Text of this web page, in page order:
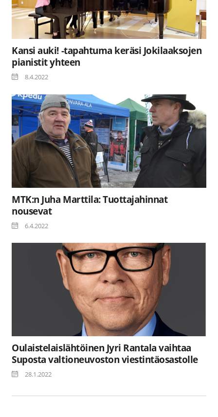
Kansi auki! -tapahtuma keräsi Jokilaaksojen
pianistit yhteen
8.4.2022
MTK:n Juha Marttila: Tuottajahinnat
nousevat
6.4.2022
Oulaistelaislähtöinen Jyri Rantala vaihtaa
Suposta valtioneuvoston viestintäosastolle
28.1.2022